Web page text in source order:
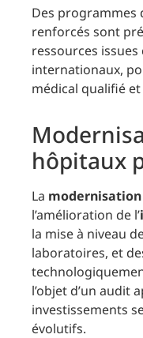
Des
renforcés sont
ressources issues
internationaux,
médical qualifié
hôpitaux
La
l’amélioration de l’
la mise à niveau
laboratoires, et
l’objet d’un
investissements
évolutifs.